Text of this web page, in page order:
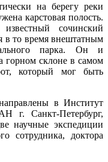
на берегу реки
карстовая полость.
сочинский
в то время внештатным
парка. Он и
горном склоне в самом
который мог быть
в Институт
г. Санкт-Петербург,
научные экспедиции
сотрудника, доктора